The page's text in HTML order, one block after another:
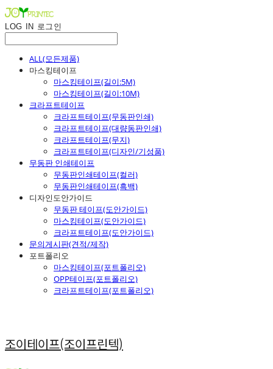
LOG IN 로그인
ALL(모든제품)
마스킹테이프
마스킹테이프(길이:5M)
마스킹테이프(길이:10M)
크라프트테이프
크라프트테이프(무동판인쇄)
크라프트테이프(대량동판인쇄)
크라프트테이프(무지)
크라프트테이프(디자인/기성품)
무동판 인쇄테이프
무동판인쇄테이프(컬러)
무동판인쇄테이프(흑백)
디자인도안가이드
무동판 테이프(도안가이드)
마스킹테이프(도안가이드)
크라프트테이프(도안가이드)
문의게시판(견적/제작)
포트폴리오
마스킹테이프(포트폴리오)
OPP테이프(포트폴리오)
크라프트테이프(포트폴리오)
조이테이프(조이프린텍)